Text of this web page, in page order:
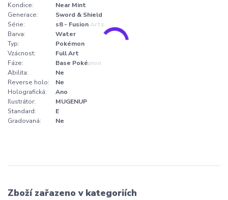
Kondice:
Near Mint
Generace:
Sword & Shield
Série:
s8 - Fusion Arts
Barva:
Water
Typ:
Pokémon
Vzácnost:
Full Art
Fáze:
Base Pokémon
Abilita:
Ne
Reverse holo:
Ne
Holografická:
Ano
Ilustrátor:
MUGENUP
Standard:
E
Gradovaná:
Ne
Zboží zařazeno v kategoriích